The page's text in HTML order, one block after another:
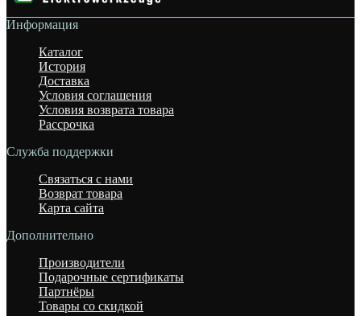
Информация
Каталог
История
Доставка
Условия соглашения
Условия возврата товара
Рассрочка
Служба поддержки
Связаться с нами
Возврат товара
Карта сайта
Дополнительно
Производители
Подарочные сертификаты
Партнёры
Товары со скидкой